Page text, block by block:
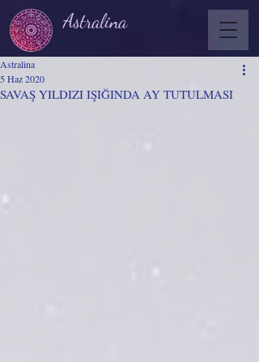
Astralina
SAVAŞ YILDIZI IŞIĞINDA AY TUTULMASI
Astralina
5 Haz 2020